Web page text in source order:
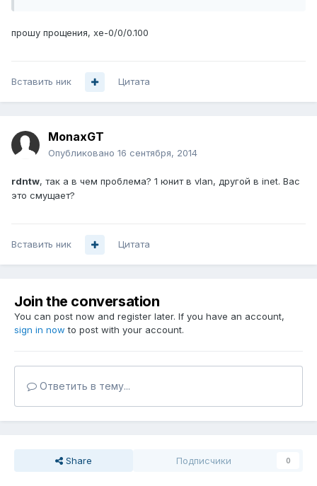
прошу прощения, xe-0/0/0.100
Вставить ник Цитата
MonaxGT
Опубликовано 16 сентября, 2014
rdntw, так а в чем проблема? 1 юнит в vlan, другой в inet. Вас
это смущает?
Вставить ник Цитата
Join the conversation
You can post now and register later. If you have an account,
sign in now to post with your account.
Ответить в тему...
Share Подписчики 0